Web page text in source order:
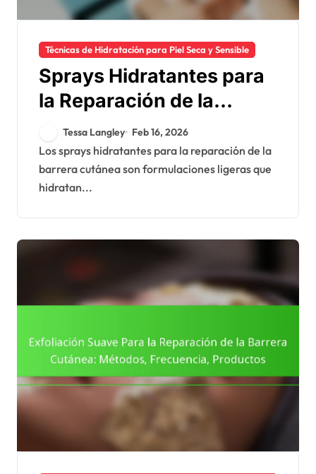
Técnicas de Hidratación para Piel Seca y Sensible
Sprays Hidratantes para
la Reparación de la
Barrera Cutánea:
Beneficios, Uso,
Recomendaciones
Tessa Langley Feb 16, 2026
Los sprays hidratantes para la reparación de la
barrera cutánea son formulaciones ligeras que
hidratan...